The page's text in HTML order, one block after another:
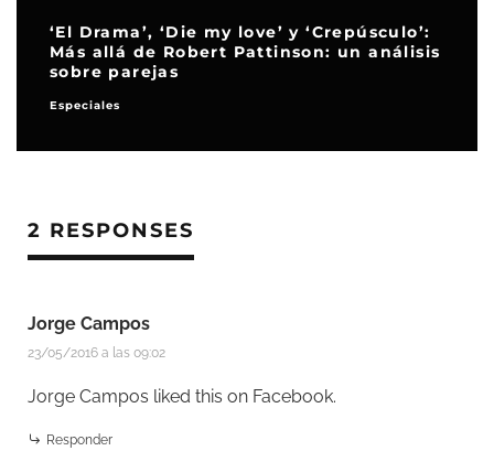
‘El Drama’, ‘Die my love’ y ‘Crepúsculo’:
Más allá de Robert Pattinson: un análisis
sobre parejas
Especiales
2 RESPONSES
Jorge Campos
23/05/2016 a las 09:02
Jorge Campos liked this on Facebook.
Responder